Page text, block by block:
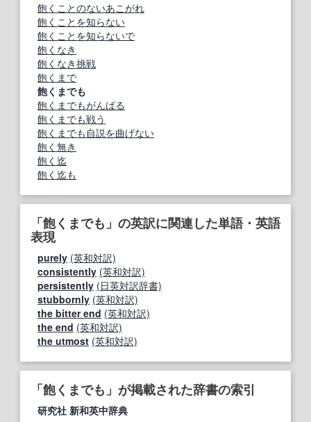
飽くことのないあこがれ
飽くことを知らない
飽くことを知らないで
飽くなき
飽くなき挑戦
飽くまで
飽くまでも
飽くまでもがんばる
飽くまでも戦う
飽くまでも自説を曲げない
飽く無き
飽く迄
飽く迄も
「飽くまでも」の英訳に関連した単語・英語
表現
purely (英和対訳)
consistently (英和対訳)
persistently (日英対訳辞書)
stubbornly (英和対訳)
the bitter end (英和対訳)
the end (英和対訳)
the utmost (英和対訳)
「飽くまでも」が掲載された辞書の索引
研究社 新和英中辞典